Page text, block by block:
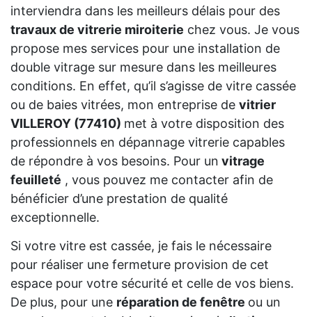
interviendra dans les meilleurs délais pour des
travaux de vitrerie miroiterie chez vous. Je vous
propose mes services pour une installation de
double vitrage sur mesure dans les meilleures
conditions. En effet, qu’il s’agisse de vitre cassée
ou de baies vitrées, mon entreprise de vitrier
VILLEROY (77410) met à votre disposition des
professionnels en dépannage vitrerie capables
de répondre à vos besoins. Pour un vitrage
feuilleté , vous pouvez me contacter afin de
bénéficier d’une prestation de qualité
exceptionnelle.
Si votre vitre est cassée, je fais le nécessaire
pour réaliser une fermeture provision de cet
espace pour votre sécurité et celle de vos biens.
De plus, pour une réparation de fenêtre ou un